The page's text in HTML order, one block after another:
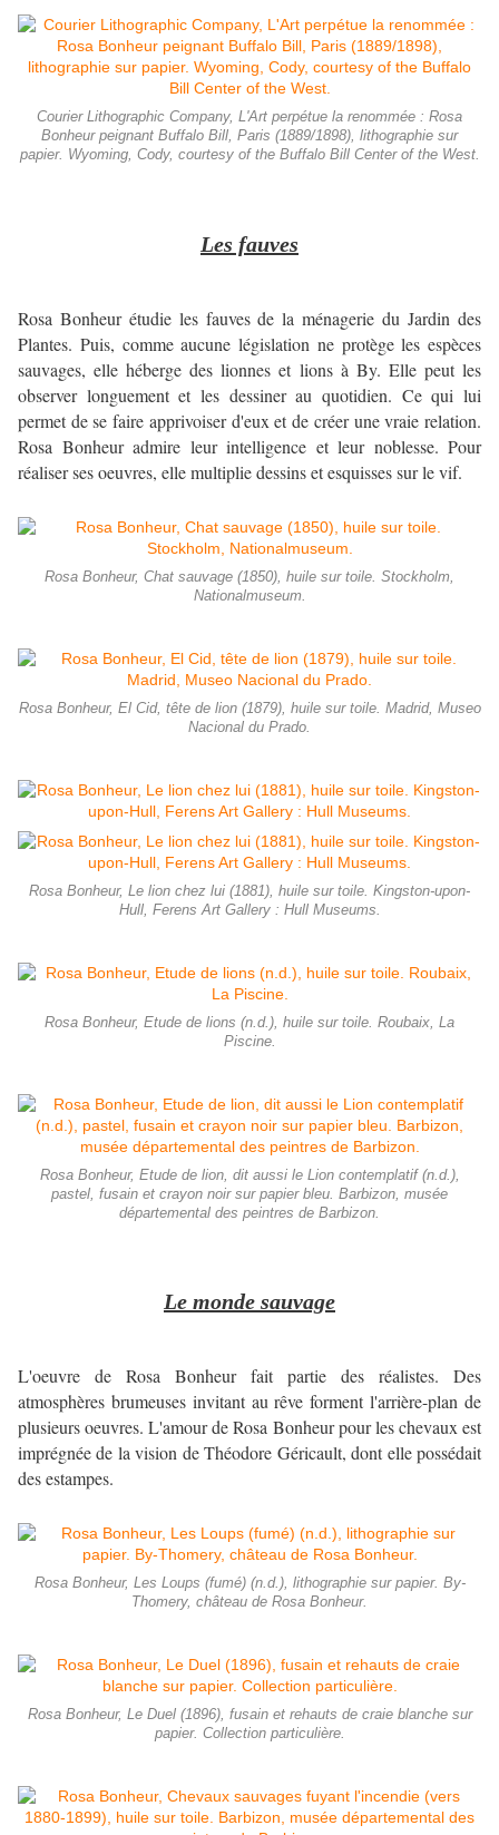
Courier Lithographic Company, L'Art perpétue la renommée : Rosa
Bonheur peignant Buffalo Bill, Paris (1889/1898), lithographie sur
papier. Wyoming, Cody, courtesy of the Buffalo Bill Center of the West.
Les fauves
Rosa Bonheur étudie les fauves de la ménagerie du Jardin des
Plantes. Puis, comme aucune législation ne protège les espèces
sauvages, elle héberge des lionnes et lions à By. Elle peut les
observer longuement et les dessiner au quotidien. Ce qui lui
permet de se faire apprivoiser d'eux et de créer une vraie relation.
Rosa Bonheur admire leur intelligence et leur noblesse. Pour
réaliser ses oeuvres, elle multiplie dessins et esquisses sur le vif.
Rosa Bonheur, Chat sauvage (1850), huile sur toile. Stockholm,
Nationalmuseum.
Rosa Bonheur, El Cid, tête de lion (1879), huile sur toile. Madrid, Museo
Nacional du Prado.
Rosa Bonheur, Le lion chez lui (1881), huile sur toile. Kingston-upon-
Hull, Ferens Art Gallery : Hull Museums.
Rosa Bonheur, Etude de lions (n.d.), huile sur toile. Roubaix, La
Piscine.
Rosa Bonheur, Etude de lion, dit aussi le Lion contemplatif (n.d.),
pastel, fusain et crayon noir sur papier bleu. Barbizon, musée
départemental des peintres de Barbizon.
Le monde sauvage
L'oeuvre de Rosa Bonheur fait partie des réalistes. Des
atmosphères brumeuses invitant au rêve forment l'arrière-plan de
plusieurs oeuvres. L'amour de Rosa Bonheur pour les chevaux est
imprégnée de la vision de Théodore Géricault, dont elle possédait
des estampes.
Rosa Bonheur, Les Loups (fumé) (n.d.), lithographie sur papier. By-
Thomery, château de Rosa Bonheur.
Rosa Bonheur, Le Duel (1896), fusain et rehauts de craie blanche sur
papier. Collection particulière.